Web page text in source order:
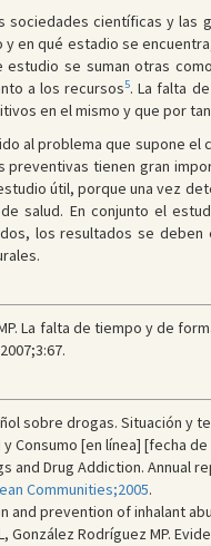
sociedades científicas y las
en qué estadio se
se suman otras
a los recursos5. La falta
en el mismo y que por
al problema que supone el
tienen gran
útil, porque una vez
salud. En conjunto el
los resultados se
La falta de tiempo y de
sobre drogas. Situación y
Consumo [en línea] [fecha
and Drug Addiction. Annual
Communities;2005.
and prevention of inhalant
González Rodríguez MP.